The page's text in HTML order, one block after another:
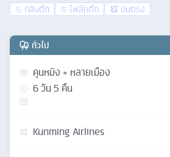
กลับดึก ไฟล์ทดึก บินตรง
ทั่วไป
คุนหมิง + หลายเมือง
6วัน5 คืน
Kunming Airlines